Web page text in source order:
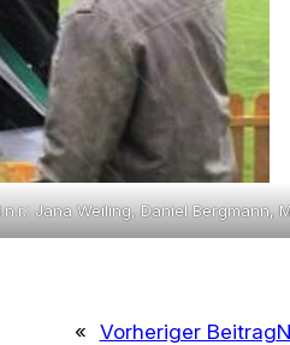
Jana Weiling, Daniel Bergmann,
« Vorheriger Beitrag